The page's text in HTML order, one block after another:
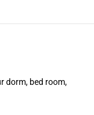
dorm, bed room,